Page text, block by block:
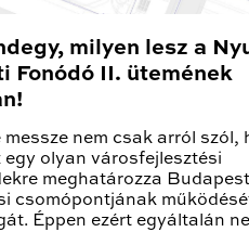
milyen lesz a
Fonódó II. ütemének
nem csak arról szól,
egy olyan városfejlesztési
meghatározza
csomópontjának
Éppen ezért egyáltalán